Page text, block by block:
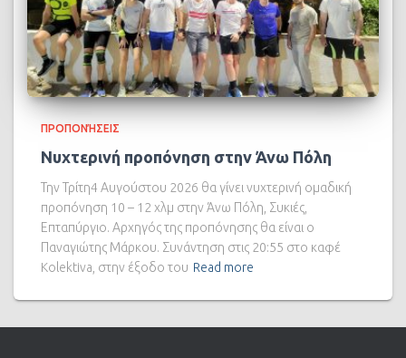
ΠΡΟΠΟΝΉΣΕΙΣ
Νυχτερινή προπόνηση στην Άνω Πόλη
Την Τρίτη4 Αυγούστου 2026 θα γίνει νυχτερινή ομαδική
προπόνηση 10 – 12 χλμ στην Άνω Πόλη, Συκιές,
Επταπύργιο. Αρχηγός της προπόνησης θα είναι ο
Παναγιώτης Μάρκου. Συνάντηση στις 20:55 στο καφέ
Kolektiva, στην έξοδο του Read more